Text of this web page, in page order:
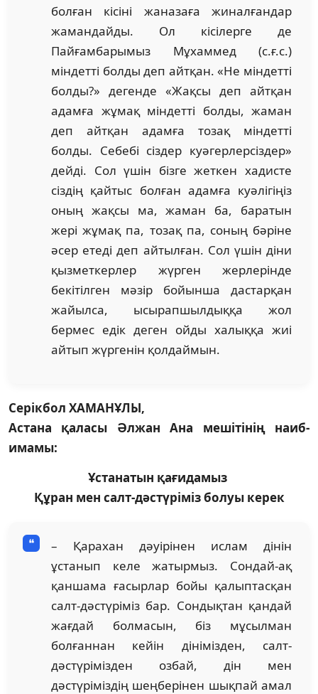
болған кісіні жаназаға жиналғандар
жамандайды. Ол кісілерге де
Пайғамбарымыз Мұхаммед (с.ғ.с.)
міндетті болды деп айтқан. «Не міндетті
болды?» дегенде «Жақсы деп айтқан
адамға жұмақ міндетті болды, жаман
деп айтқан адамға тозақ міндетті
болды. Себебі сіздер куәгерлерсіздер»
дейді. Сол үшін бізге жеткен хадисте
сіздің қайтыс болған адамға куәлігіңіз
оның жақсы ма, жаман ба, баратын
жері жұмақ па, тозақ па, соның бәріне
әсер етеді деп айтылған. Сол үшін діни
қызметкерлер жүрген жерлерінде
бекітілген мәзір бойынша дастарқан
жайылса, ысырапшылдыққа жол
бермес едік деген ойды халыққа жиі
айтып жүргенін қолдаймын.
Серікбол ХАМАНҰЛЫ,
Астана қаласы Әлжан Ана мешітінің наиб-
имамы:
Ұстанатын қағидамыз
Құран мен салт-дәстүріміз болуы керек
– Қарахан дәуірінен ислам дінін
ұстанып келе жатырмыз. Сондай-ақ
қаншама ғасырлар бойы қалыптасқан
салт-дәстүріміз бар. Сондықтан қандай
жағдай болмасын, біз мұсылман
болғаннан кейін дінімізден, салт-
дәстүрімізден озбай, дін мен
дәстүріміздің шеңберінен шықпай амал